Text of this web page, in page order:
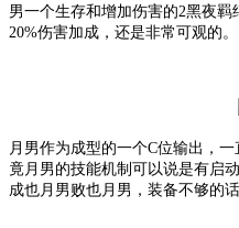
男一个生存和增加伤害的2黑夜
20%伤害加成，还是非常可观的。
月男作为成型的一个C位输出，
竟月男的技能机制可以说是有启
成也月男败也月男，装备不够的